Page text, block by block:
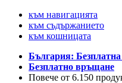
към навигацията
към съдържанието
към кошницата
България: Безплатна
Безплатно връщане
Повече от 6.150